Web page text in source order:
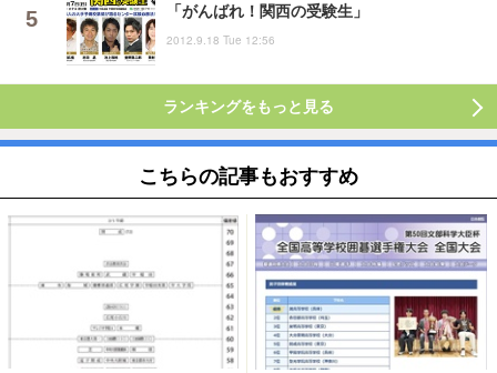
「がんばれ！関西の受験生」
2012.9.18 Tue 12:56
ランキングをもっと見る
こちらの記事もおすすめ